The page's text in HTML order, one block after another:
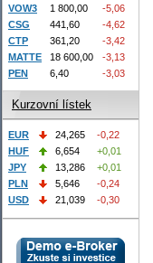
VOW3 1 800,00
-5,06
CSG
441,60
-4,62
CTP
361,20
-3,42
MATTE
18 600,00
-3,13
PEN
6,40 -3,03
Kurzovní lístek
EUR 24,265
-0,22
HUF
6,654
+0,01
JPY
13,286
+0,01
PLN
5,646
-0,24
USD
21,039 -0,30